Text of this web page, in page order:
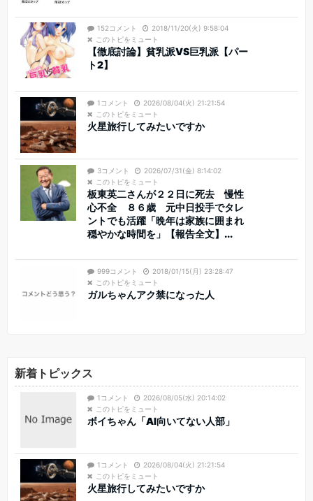
152コメント
2018/11/20(火) 9:58:04
このトピをミュート
【徹底討論】貧乳派VS巨乳派【パー
ト2】
1コメント
2026/08/04(火) 21:21:54
このトピをミュート
火星旅行してみたいですか
3コメント
2026/07/31(金) 8:14:02
このトピをミュート
板東英二さんが２２日に死去 慢性
心不全 ８６歳 元中日投手でタレ
ントでも活躍「晩年は家族に囲まれ
穏やかな時間を」【報告全文】...
999コメント
2018/01/15(月) 23:28:47
このトピをミュート
ガルちゃんアク禁になった人
新着トピックス
1コメント
2026/08/05(水) 20:14:02
このトピをミュート
ボイちゃん「AI向いてない人部」
1コメント
2026/08/04(火) 21:21:54
このトピをミュート
火星旅行してみたいですか